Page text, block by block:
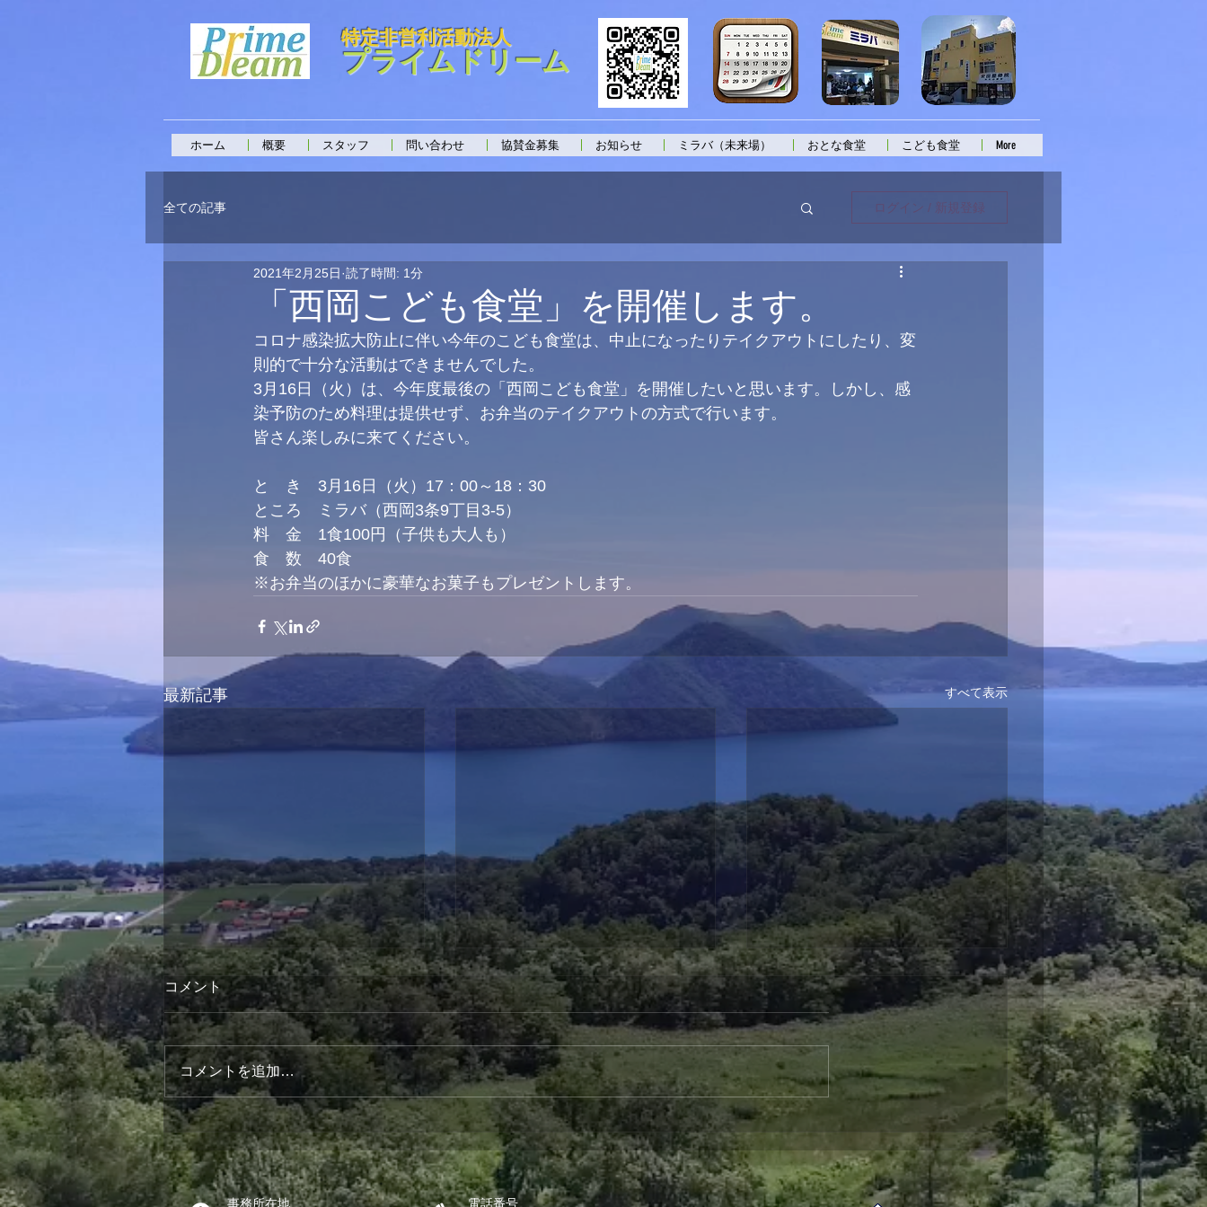
特定非営利活動法人
プライムドリーム
ホーム 概要 スタッフ 問い合わせ 協賛金募集 お知らせ ミラバ（未来場） おとな食堂 こども食堂 More
全ての記事 ログイン / 新規登録
「西岡こども食堂」を開催します。
2021年2月25日 読了時間: 1分
コロナ感染拡大防止に伴い今年のこども食堂は、中止になったりテイクアウトにしたり、変
則的で十分な活動はできませんでした。
3月16日（火）は、今年度最後の「西岡こども食堂」を開催したいと思います。しかし、感
染予防のため料理は提供せず、お弁当のテイクアウトの方式で行います。
皆さん楽しみに来てください。
と　き　3月16日（火）17：00～18：30
ところ　ミラバ（西岡3条9丁目3-5）
料　金　1食100円（子供も大人も）
食　数　40食
※お弁当のほかに豪華なお菓子もプレゼントします。
最新記事 すべて表示
第4回おとな食堂 第4回こども食堂 第３回おとな食堂
コメント
コメントを追加…
事務所在地 電話番号